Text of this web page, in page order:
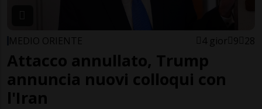
MEDIO ORIENTE 4 gior 9 28
Attacco annullato, Trump
annuncia nuovi colloqui con
l'Iran